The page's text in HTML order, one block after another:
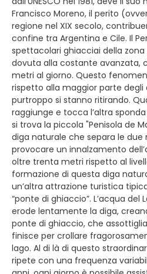
Francisco Moreno, il perito
regione nel XIX secolo,
confine tra Argentina e Cile. Il
spettacolari ghiacciai della
dovuta alla costante avanzata,
metri al giorno. Questo
rispetto alla maggior parte degli
purtroppo si stanno ritirando.
raggiunge e tocca l’altra
si trova la piccola "Penisola de
diga naturale che separa le
provocare un innalzamento
oltre trenta metri rispetto al
formazione di questa diga
un’altra attrazione turistica
“ponte di ghiaccio”. L’acqua del
erode lentamente la diga,
ponte di ghiaccio, che
finisce per crollare
lago. Al di là di questo
ripete con una frequenza